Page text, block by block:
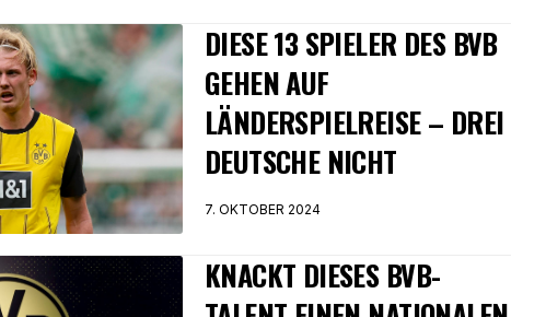
DIESE 13 SPIELER DES BVB
GEHEN AUF
LÄNDERSPIELREISE – DREI
DEUTSCHE NICHT
7. OKTOBER 2024
KNACKT DIESES BVB-